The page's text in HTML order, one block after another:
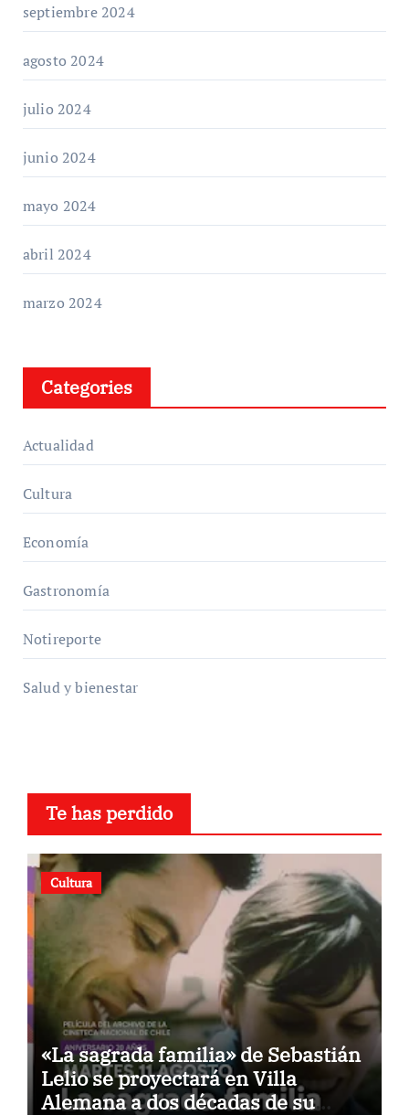
septiembre 2024
agosto 2024
julio 2024
junio 2024
mayo 2024
abril 2024
marzo 2024
Categories
Actualidad
Cultura
Economía
Gastronomía
Notireporte
Salud y bienestar
Te has perdido
Cultura
«La sagrada familia» de Sebastián
Lelio se proyectará en Villa
Alemana a dos décadas de su